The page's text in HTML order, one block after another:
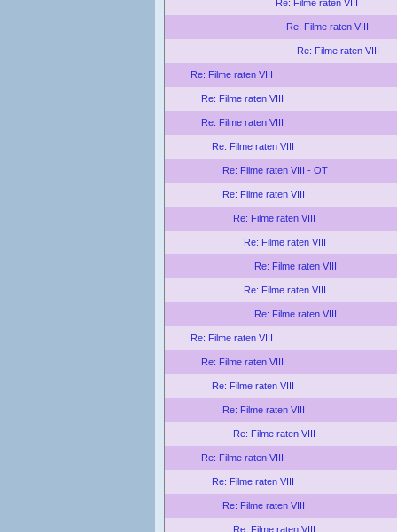
Re: Filme raten VIII
Re: Filme raten VIII
Re: Filme raten VIII
Re: Filme raten VIII
Re: Filme raten VIII
Re: Filme raten VIII
Re: Filme raten VIII
Re: Filme raten VIII - OT
Re: Filme raten VIII
Re: Filme raten VIII
Re: Filme raten VIII
Re: Filme raten VIII
Re: Filme raten VIII
Re: Filme raten VIII
Re: Filme raten VIII
Re: Filme raten VIII
Re: Filme raten VIII
Re: Filme raten VIII
Re: Filme raten VIII
Re: Filme raten VIII
Re: Filme raten VIII
Re: Filme raten VIII
Re: Filme raten VIII